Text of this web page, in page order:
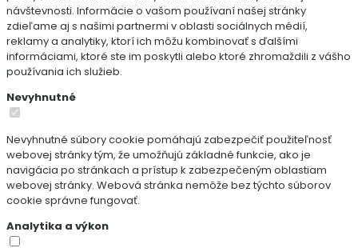
návštevnosti. Informácie o vašom používaní našej stránky
zdieľame aj s našimi partnermi v oblasti sociálnych médií,
reklamy a analytiky, ktorí ich môžu kombinovať s ďalšími
informáciami, ktoré ste im poskytli alebo ktoré zhromaždili z vášho
používania ich služieb.
Nevyhnutné
Nevyhnutné súbory cookie pomáhajú zabezpečiť použiteľnosť
webovej stránky tým, že umožňujú základné funkcie, ako je
navigácia po stránkach a prístup k zabezpečeným oblastiam
webovej stránky. Webová stránka nemôže bez týchto súborov
cookie správne fungovať.
Analytika a výkon